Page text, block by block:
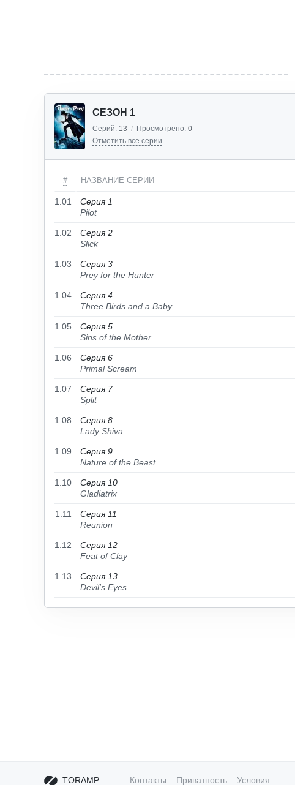
СЕЗОН 1
Серий: 13 / Просмотрено: 0
Отметить все серии
# НАЗВАНИЕ СЕРИИ
1.01
Серия 1
Pilot
1.02
Серия 2
Slick
1.03
Серия 3
Prey for the Hunter
1.04
Серия 4
Three Birds and a Baby
1.05
Серия 5
Sins of the Mother
1.06
Серия 6
Primal Scream
1.07
Серия 7
Split
1.08
Серия 8
Lady Shiva
1.09
Серия 9
Nature of the Beast
1.10
Серия 10
Gladiatrix
1.11
Серия 11
Reunion
1.12
Серия 12
Feat of Clay
1.13
Серия 13
Devil's Eyes
TORAMP Контакты Приватность Условия